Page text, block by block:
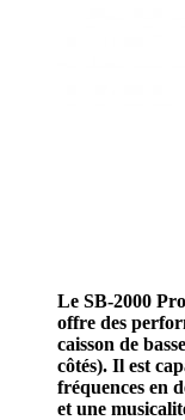
Le SB-2000
offre des
caisson de
côtés). Il est
fréquences en
et une